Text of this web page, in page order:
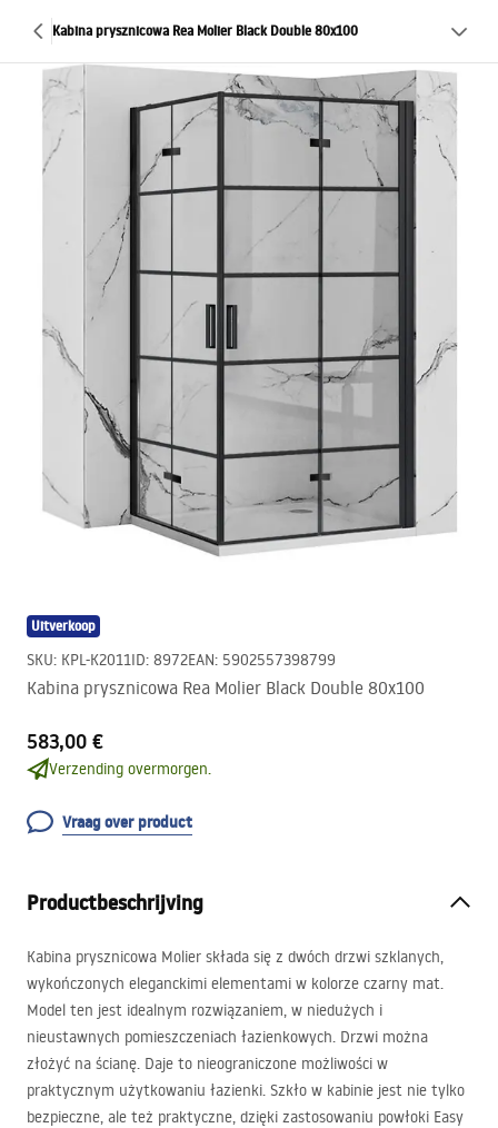
Kabina prysznicowa Rea Molier Black Double 80x100
Uitverkoop
SKU: KPL-K2011ID: 8972EAN: 5902557398799
Kabina prysznicowa Rea Molier Black Double 80x100
583,00 €
Verzending overmorgen.
Vraag over product
Productbeschrijving
Kabina prysznicowa Molier składa się z dwóch drzwi szklanych,
wykończonych eleganckimi elementami w kolorze czarny mat.
Model ten jest idealnym rozwiązaniem, w niedużych i
nieustawnych pomieszczeniach łazienkowych. Drzwi można
złożyć na ścianę. Daje to nieograniczone możliwości w
praktycznym użytkowaniu łazienki. Szkło w kabinie jest nie tylko
bezpieczne, ale też praktyczne, dzięki zastosowaniu powłoki Easy